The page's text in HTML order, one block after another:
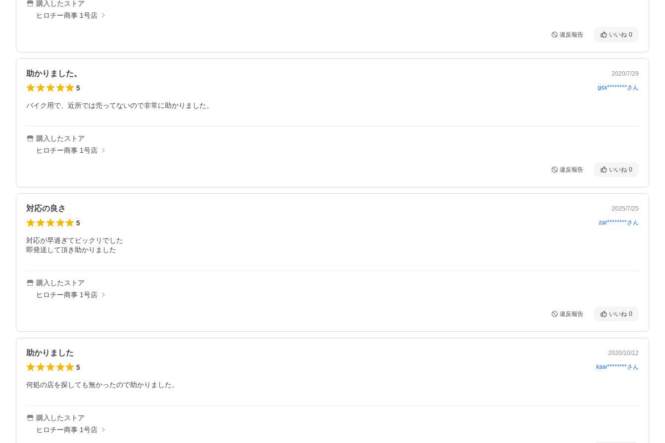
購入したストア
ヒロチー商事 1号店
違反報告 いいね 0
助かりました。 2020/7/29
5 gsx********さん
バイク用で、近所では売ってないので非常に助かりました。
購入したストア
ヒロチー商事 1号店
違反報告 いいね 0
対応の良さ 2025/7/25
5 zar********さん
対応が早過ぎてビックリでした
即発送して頂き助かりました
購入したストア
ヒロチー商事 1号店
違反報告 いいね 0
助かりました 2020/10/12
5 kaw********さん
何処の店を探しても無かったので助かりました。
購入したストア
ヒロチー商事 1号店